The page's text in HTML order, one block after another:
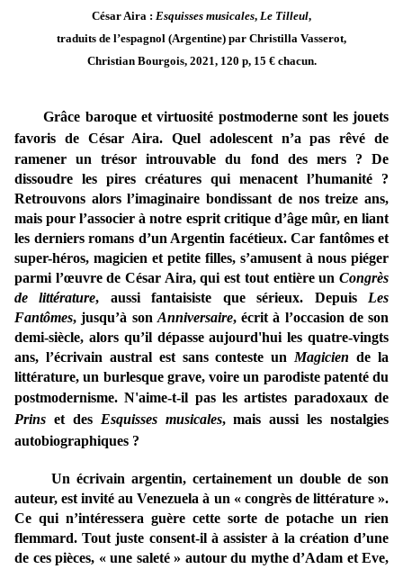
César Aira : Esquisses musicales, Le Tilleul,
traduits de l’espagnol (Argentine) par Christilla Vasserot,
Christian Bourgois, 2021, 120 p, 15 € chacun.
Grâce baroque et virtuosité postmoderne sont les jouets
favoris de César Aira. Quel adolescent n’a pas rêvé de
ramener un trésor introuvable du fond des mers ? De
dissoudre les pires créatures qui menacent l’humanité ?
Retrouvons alors l’imaginaire bondissant de nos treize ans,
mais pour l’associer à notre esprit critique d’âge mûr, en liant
les derniers romans d’un Argentin facétieux. Car fantômes et
super-héros, magicien et petite filles, s’amusent à nous piéger
parmi l’œuvre de César Aira, qui est tout entière un Congrès
de littérature, aussi fantaisiste que sérieux. Depuis Les
Fantômes, jusqu’à son Anniversaire, écrit à l’occasion de son
demi-siècle, alors qu’il dépasse aujourd'hui les quatre-vingts
ans, l’écrivain austral est sans conteste un Magicien de la
littérature, un burlesque grave, voire un parodiste patenté du
postmodernisme.N'aime-t-il pas les artistes paradoxaux de
Prins et des Esquisses musicales, mais aussi les nostalgies
autobiographiques ?
Un écrivain argentin, certainement un double de son
auteur, est invité au Venezuela à un « congrès de littérature ».
Ce qui n’intéressera guère cette sorte de potache un rien
flemmard. Tout juste consent-il à assister à la création d’une
de ces pièces, « une saleté » autour du mythe d’Adam et Eve,